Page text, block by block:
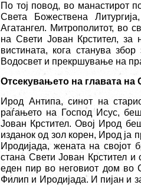
По тој повод, во манастирот
Света Божествена
Агатангел. Митрополитот, во
на Свети Јован Крстител, за
вистината, кога станува
Водосвет и прекршување на
Отсекувањето на главата на
Ирод Антипа, синот на
раѓањето на Господ Исус,
Јован Крстител. Овој Ирод
изданок од зол корен, Ирод ја
Иродијада, жената на
стана Свети Јован Крстител
еден пир во неговиот дом во
Филип и Иродијада. И пијан и